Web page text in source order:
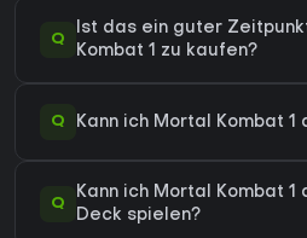
Q
Ist das ein guter
Kombat 1 zu kaufen?
Q Kann ich Mortal Kombat
Q
Kann ich Mortal Kombat
Deck spielen?